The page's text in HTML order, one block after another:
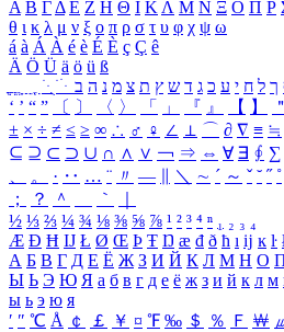
Α Β ΓΔ Ε Ζ Η Θ Ι ΚΛ Μ Ν Ξ Ο Π Ρ
θ ι κ λ μ ν ξ ο π ρ σ τ υ φ χ ψ ω
á à Á À é è É È ç Ç ê
Ä Ö Ü ä ö ü ß
ִֶֹ ֻּ ׁׂ ך ל ח י ע כ ג ד ש ץ ת צ מ נ ה ב
‘ ’ “ ” 〔 〕 〈 〉 「 」 『 』 【 】 ＂
± × ÷ ≠ ≤ ≥ ∞ ∴ ♂ ♀ ∠ ⊥ ⌒ ∂ ∇ ≡ ≒
⊆ ⊇ ⊂ ⊃ ∪ ∩ ∧ ∨ ￢ ⇒ ⇔ ∀ ∃ ∮ ∑
、
。 · ‥ … ¨ 〃 ― ＼ ∼ ´ ～ ˇ ˘ ˝ ˚
；
？ ＾ ｀
½ ⅓ ⅔ ¼ ¾ ⅛ ⅜ ⅝ ⅞ ¹ ² ³ ⁴ ⁿ ₁ ₂ ₃ ₄
Æ Ð Ħ Ĳ Ł Ø Œ Þ Ŧ Ŋ æ đ ð ħ ı ĳ ĸ ŀ
А Б В Г Д Е Ё Ж З И Й К Л М Н О
Ы Ь Э Ю Я а б в г д е ё ж з и й к л м
ы ь э ю я
′ ″ ℃ Å ￠ ￡ ￥ ¤ ℉ ‰ ＄ ％ Ｆ ￦